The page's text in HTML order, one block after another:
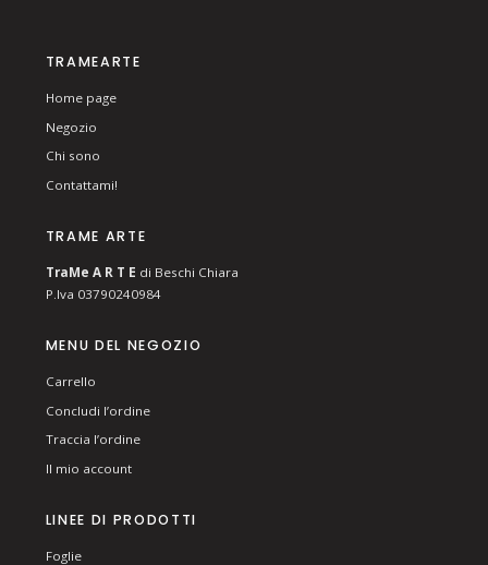
TRAMEARTE
Home page
Negozio
Chi sono
Contattami!
TRAME ARTE
TraMe A R T E di Beschi Chiara
P.Iva 03790240984
MENU DEL NEGOZIO
Carrello
Concludi l’ordine
Traccia l’ordine
Il mio account
LINEE DI PRODOTTI
Foglie